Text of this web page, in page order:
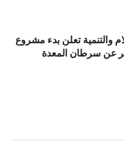
والتنمية تعلن بدء مشروع
عن سرطان المعدة